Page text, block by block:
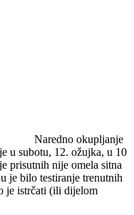
Naredno okupljanje
u subotu, 12. ožujka, u 10
prisutnih nije omela sitna
je bilo testiranje trenutnih
je istrčati (ili dijelom